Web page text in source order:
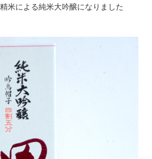
米による純米大吟醸になりました